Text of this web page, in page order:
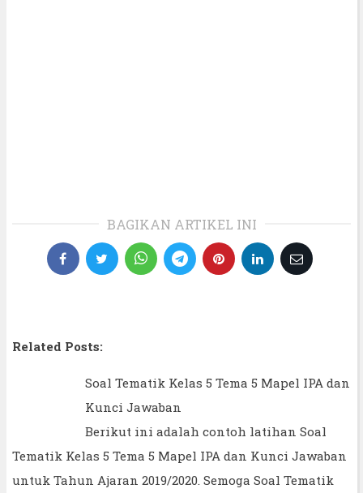
BAGIKAN ARTIKEL INI
Related Posts:
Soal Tematik Kelas 5 Tema 5 Mapel IPA dan
Kunci Jawaban
Berikut ini adalah contoh latihan Soal
Tematik Kelas 5 Tema 5 Mapel IPA dan Kunci Jawaban
untuk Tahun Ajaran 2019/2020. Semoga Soal Tematik